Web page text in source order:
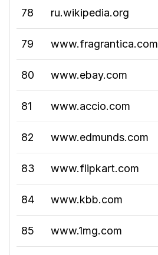
78 ru.wikipedia.org
79 www.fragrantica.com
80 www.ebay.com
81 www.accio.com
82 www.edmunds.com
83 www.flipkart.com
84 www.kbb.com
85 www.1mg.com